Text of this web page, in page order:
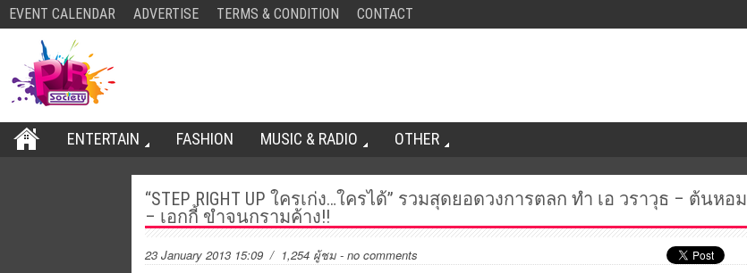
EVENT CALENDAR ADVERTISE TERMS & CONDITION CONTACT
ENTERTAIN FASHION MUSIC & RADIO OTHER
“STEP RIGHT UP ใครเก่ง…ใครได้” รวมสุดยอดวงการตลก ทำ เอ วราวุธ – ต้นหอม
– เอกกี้ ขำจนกรามค้าง!!
23 January 2013 15:09 / 1,254 ผู้ชม - no comments